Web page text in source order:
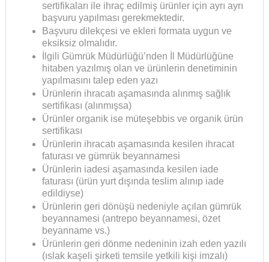
sertifikaları ile ihraç edilmiş ürünler için ayrı ayrı
başvuru yapılması gerekmektedir.
Başvuru dilekçesi ve ekleri formata uygun ve
eksiksiz olmalıdır.
İlgili Gümrük Müdürlüğü’nden İl Müdürlüğüne
hitaben yazılmış olan ve ürünlerin denetiminin
yapılmasını talep eden yazı
Ürünlerin ihracatı aşamasında alınmış sağlık
sertifikası (alınmışsa)
Ürünler organik ise müteşebbis ve organik ürün
sertifikası
Ürünlerin ihracatı aşamasında kesilen ihracat
faturası ve gümrük beyannamesi
Ürünlerin iadesi aşamasında kesilen iade
faturası (ürün yurt dışında teslim alınıp iade
edildiyse)
Ürünlerin geri dönüşü nedeniyle açılan gümrük
beyannamesi (antrepo beyannamesi, özet
beyanname vs.)
Ürünlerin geri dönme nedeninin izah eden yazılı
(ıslak kaşeli şirketi temsile yetkili kişi imzalı)